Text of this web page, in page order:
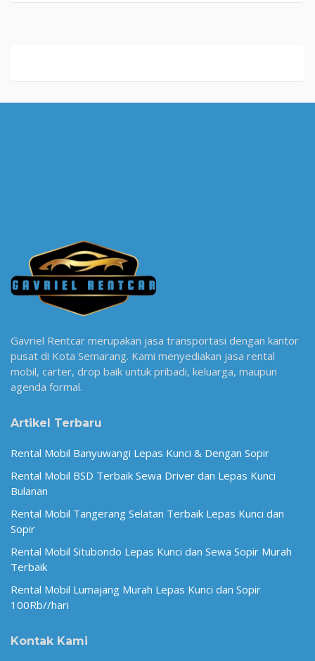
Gavriel Rentcar merupakan jasa transportasi dengan kantor
pusat di Kota Semarang. Kami menyediakan jasa rental
mobil, carter, drop baik untuk pribadi, keluarga, maupun
agenda formal.
Artikel Terbaru
Rental Mobil Banyuwangi Lepas Kunci & Dengan Sopir
Rental Mobil BSD Terbaik Sewa Driver dan Lepas Kunci
Bulanan
Rental Mobil Tangerang Selatan Terbaik Lepas Kunci dan
Sopir
Rental Mobil Situbondo Lepas Kunci dan Sewa Sopir Murah
Terbaik
Rental Mobil Lumajang Murah Lepas Kunci dan Sopir
100Rb//hari
Kontak Kami